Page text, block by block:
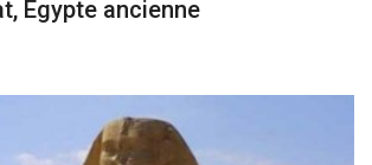
Égypte ancienne